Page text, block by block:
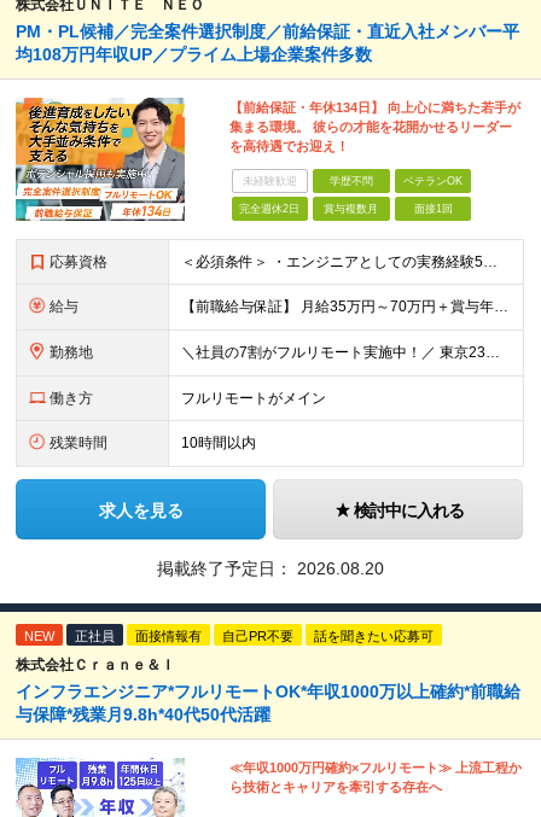
株式会社ＵＮＩＴＥ ＮＥＯ
PM・PL候補／完全案件選択制度／前給保証・直近入社メンバー平
均108万円年収UP／プライム上場企業案件多数
【前給保証・年休134日】 向上心に満ちた若手が
集まる環境。 彼らの才能を花開かせるリーダー
を高待遇でお迎え！
未経験歓迎 学歴不問 ベテランOK
完全週休2日 賞与複数月 面接1回
応募資格 ＜必須条件＞ ・エンジニアとしての実務経験5年以上 ＜尚可条件＞ ・PM、PL経験 ・後輩指導やチームリーダーなど、何らかのリード経験 ※リーダー未経験の方のご応募も大歓迎です！ポテンシャル採用を
給与 【前職給与保証】 月給35万円～70万円＋賞与年2回＋各種手当 ※前職の給与・スキル・経験を考慮の上、決定いたします。 ※月給には固定残業代（月30時間分／5万円～10万円）を含みます。超過分は別途
勤務地 ＼社員の7割がフルリモート実施中！／ 東京23区内など1都3県を中心としたプロジェクト先での勤務となります。 ※勤務地は希望を考慮します ≪本社≫ 東京都渋谷区恵比寿南1丁目3番7号 隅越ビル5階
働き方 フルリモートがメイン
残業時間 10時間以内
求人を見る 検討中に入れる
掲載終了予定日： 2026.08.20
NEW 正社員 面接情報有 自己PR不要 話を聞きたい応募可
株式会社Ｃｒａｎｅ＆Ｉ
インフラエンジニア*フルリモートOK*年収1000万以上確約*前職給
与保障*残業月9.8h*40代50代活躍
≪年収1000万円確約×フルリモート≫ 上流工程か
ら技術とキャリアを牽引する存在へ